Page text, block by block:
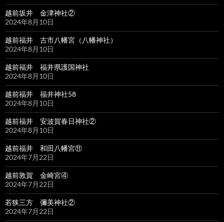
越前坂井 金津神社②
2024年8月10日
越前福井 古市八幡宮（八幡神社）
2024年8月10日
越前福井 福井県護国神社
2024年8月10日
越前福井 福井神社58
2024年8月10日
越前福井 安波賀春日神社②
2024年8月10日
越前福井 和田八幡宮⑪
2024年7月22日
越前敦賀 金崎宮④
2024年7月22日
若狭三方 彌美神社②
2024年7月22日